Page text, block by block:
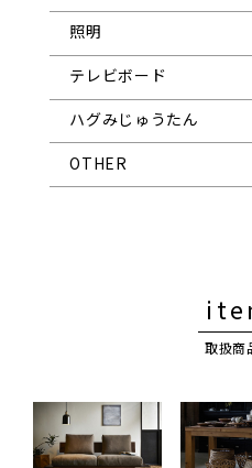
照明
テレビボード
ハグみじゅうたん
OTHER
取扱商